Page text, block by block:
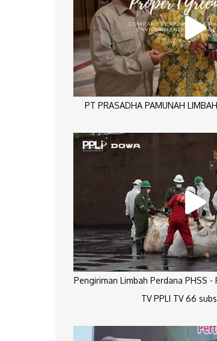
PT PRASADHA PAMUNAH
Pengiriman Limbah Perdana PHSS -
TV PPLI TV 66